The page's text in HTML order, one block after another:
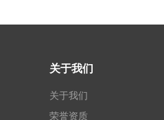
关于我们
关于我们
荣誉资质